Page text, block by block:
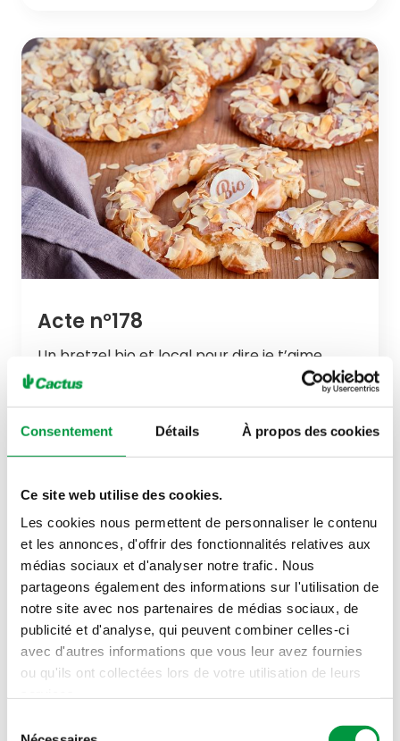
Consentement Détails À propos des cookies
Ce site web utilise des cookies.
Les cookies nous permettent de personnaliser le contenu
et les annonces, d'offrir des fonctionnalités relatives aux
médias sociaux et d'analyser notre trafic. Nous
partageons également des informations sur l'utilisation de
notre site avec nos partenaires de médias sociaux, de
publicité et d'analyse, qui peuvent combiner celles-ci
avec d'autres informations que vous leur avez fournies
ou qu'ils ont collectées lors de votre utilisation de leurs
Acte n°178
Un bretzel bio et local pour dire je t’aime
Acte n°171